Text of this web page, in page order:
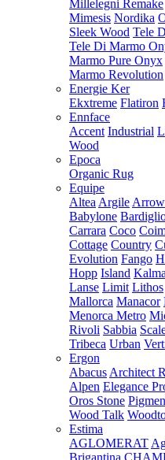
Millelegni Remake
Mimesis Nordika
Sleek Wood Tele
Tele Di Marmo
Marmo Pure Onyx
Marmo Revolution
Energie Ker
Ekxtreme Flatiron
Ennface
Accent Industrial
Wood
Epoca
Organic Rug
Equipe
Altea Argile Arrow
Babylone
Carrara Coco
Cottage Country
Evolution Fango
Hopp Island Kalma
Lanse Limit Lithos
Mallorca Manacor
Menorca Metro
Rivoli Sabbia
Tribeca Urban
Ergon
Abacus Architect
Alpen Elegance
Oros Stone
Wood Talk
Estima
AGLOMERAT